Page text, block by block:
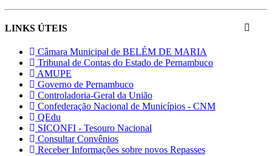
LINKS ÚTEIS
Câmara Municipal de BELÉM DE MARIA
Tribunal de Contas do Estado de Pernambuco
AMUPE
Governo de Pernambuco
Controladoria-Geral da União
Confederação Nacional de Municípios - CNM
QEdu
SICONFI - Tesouro Nacional
Consultar Convênios
Receber Informações sobre novos Repasses